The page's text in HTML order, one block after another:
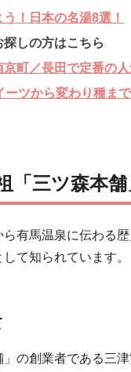
！日本の名湯8選！
しの方はこちら
町／長田で定番の
ーツから変わり種ま
三ツ森本舗
有馬温泉に伝わる
て知られています。
の創業者である三